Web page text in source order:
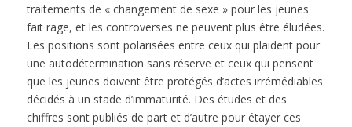
traitements de « changement de sexe » pour les jeunes
fait rage, et les controverses ne peuvent plus être éludées.
Les positions sont polarisées entre ceux qui plaident pour
une autodétermination sans réserve et ceux qui pensent
que les jeunes doivent être protégés d’actes irrémédiables
décidés à un stade d’immaturité. Des études et des
chiffres sont publiés de part et d’autre pour étayer ces